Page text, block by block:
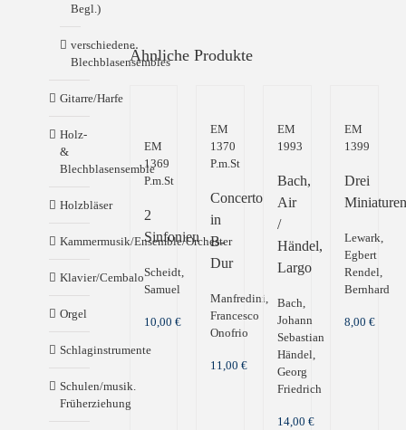
Ähnliche Produkte
EM
1369
P.m.St
2
Sinfonien
Scheidt,
Samuel
10,00 €
EM
1370
P.m.St
Concerto
in
B-
Dur
Manfredini,
Francesco
Onofrio
11,00€
EM
1993
Bach,
Air
/
Händel,
Largo
Bach,
Johann
Sebastian
Händel,
Georg
Friedrich
14,00€
EM
1399
Drei
Lewark,
Egbert
Rendel,
Bernhard
8,00€
Begl.)
verschiedene
Blechblasensembles
Gitarre/Harfe
Holz-
&
Blechblasensemble
Holzbläser
Kammermusik/Ensemble/Orchester
Klavier/Cembalo
Orgel
Schlaginstrumente
Schulen/musik.
Früherziehung